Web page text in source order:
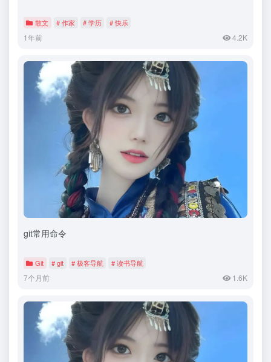
散文 # 作家 # 学历 # 快乐
1年前 4.2K
git常用命令
Git # git # 极客导航 # 读书导航
7个月前 1.6K